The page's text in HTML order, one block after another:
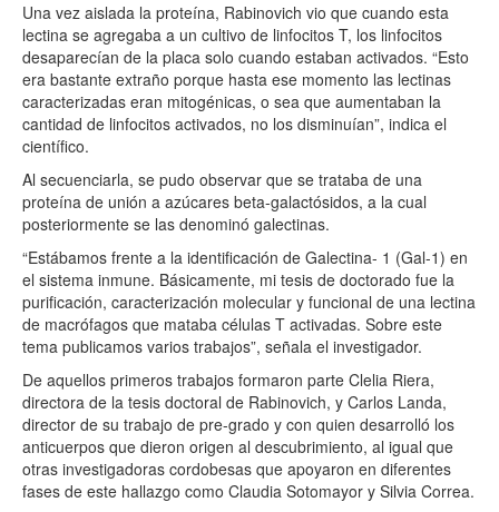
Una vez aislada la proteína, Rabinovich vio que cuando esta
lectina se agregaba a un cultivo de linfocitos T, los linfocitos
desaparecían de la placa solo cuando estaban activados. “Esto
era bastante extraño porque hasta ese momento las lectinas
caracterizadas eran mitogénicas, o sea que aumentaban la
cantidad de linfocitos activados, no los disminuían”, indica el
científico.
Al secuenciarla, se pudo observar que se trataba de una
proteína de unión a azúcares beta-galactósidos, a la cual
posteriormente se las denominó galectinas.
“Estábamos frente a la identificación de Galectina- 1 (Gal-1) en
el sistema inmune. Básicamente, mi tesis de doctorado fue la
purificación, caracterización molecular y funcional de una lectina
de macrófagos que mataba células T activadas. Sobre este
tema publicamos varios trabajos”, señala el investigador.
De aquellos primeros trabajos formaron parte Clelia Riera,
directora de la tesis doctoral de Rabinovich, y Carlos Landa,
director de su trabajo de pre-grado y con quien desarrolló los
anticuerpos que dieron origen al descubrimiento, al igual que
otras investigadoras cordobesas que apoyaron en diferentes
fases de este hallazgo como Claudia Sotomayor y Silvia Correa.